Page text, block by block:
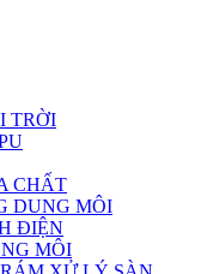
TRỜI
CHẤT
DUNG MÔI
ĐIỆN
MÔI